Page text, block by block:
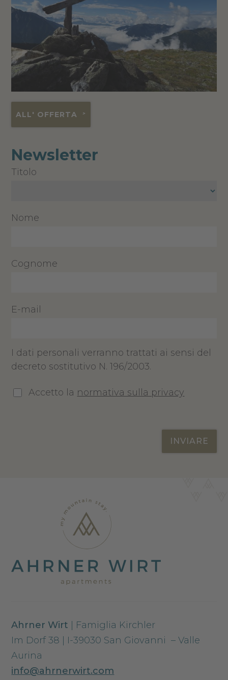
ALL' OFFERTA
Newsletter
Titolo
Nome
Cognome
E-mail
I dati personali verranno trattati ai sensi del
decreto sostitutivo N. 196/2003.
Accetto la normativa sulla privacy
INVIARE
Ahrner Wirt | Famiglia Kirchler
Im Dorf 38 | I-39030 San Giovanni – Valle
Aurina
info@ahrnerwirt.com